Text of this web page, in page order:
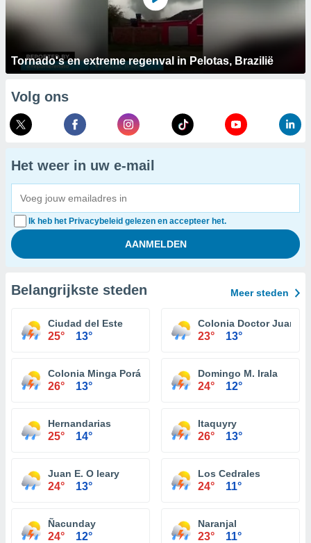
Tornado's en extreme regenval in Pelotas, Brazilië
Volg ons
Het weer in uw e-mail
Ik heb het Privacybeleid gelezen en accepteer het.
Belangrijkste steden Meer steden
Ciudad del Este
25° 13°
Colonia Doctor Juan
23° 13°
Colonia Minga Porá
26° 13°
Domingo M. Irala
24° 12°
Hernandarias
25° 14°
Itaquyry
26° 13°
Juan E. O leary
24° 13°
Los Cedrales
24° 11°
Ñacunday
24° 12°
Naranjal
23° 11°